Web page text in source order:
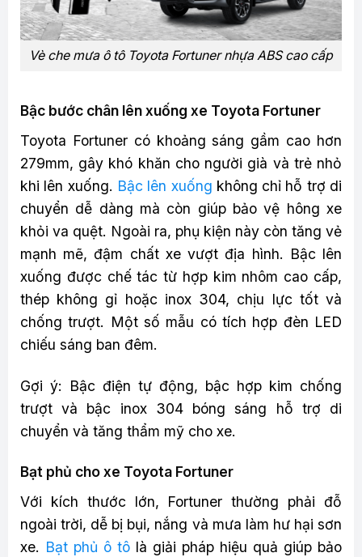
Vè che mưa ô tô Toyota Fortuner nhựa ABS cao cấp
Bậc bước chân lên xuống xe Toyota Fortuner
Toyota Fortuner có khoảng sáng gầm cao hơn
279mm, gây khó khăn cho người già và trẻ nhỏ
khi lên xuống. Bậc lên xuống không chỉ hỗ trợ di
chuyển dễ dàng mà còn giúp bảo vệ hông xe
khỏi va quệt. Ngoài ra, phụ kiện này còn tăng vẻ
mạnh mẽ, đậm chất xe vượt địa hình. Bậc lên
xuống được chế tác từ hợp kim nhôm cao cấp,
thép không gỉ hoặc inox 304, chịu lực tốt và
chống trượt. Một số mẫu có tích hợp đèn LED
chiếu sáng ban đêm.
Gợi ý: Bậc điện tự động, bậc hợp kim chống
trượt và bậc inox 304 bóng sáng hỗ trợ di
chuyển và tăng thẩm mỹ cho xe.
Bạt phủ cho xe Toyota Fortuner
Với kích thước lớn, Fortuner thường phải đỗ
ngoài trời, dễ bị bụi, nắng và mưa làm hư hại sơn
xe. Bạt phủ ô tô là giải pháp hiệu quả giúp bảo